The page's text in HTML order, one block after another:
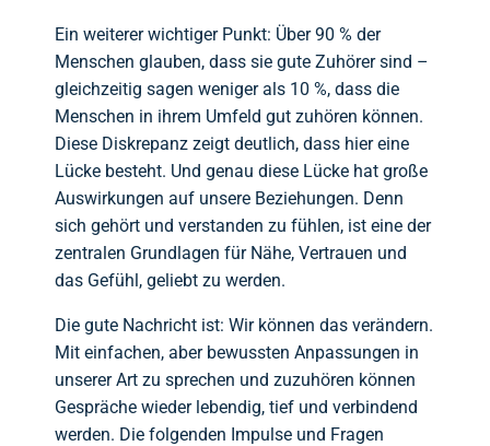
Ein weiterer wichtiger Punkt: Über 90 % der
Menschen glauben, dass sie gute Zuhörer sind –
gleichzeitig sagen weniger als 10 %, dass die
Menschen in ihrem Umfeld gut zuhören können.
Diese Diskrepanz zeigt deutlich, dass hier eine
Lücke besteht. Und genau diese Lücke hat große
Auswirkungen auf unsere Beziehungen. Denn
sich gehört und verstanden zu fühlen, ist eine der
zentralen Grundlagen für Nähe, Vertrauen und
das Gefühl, geliebt zu werden.
Die gute Nachricht ist: Wir können das verändern.
Mit einfachen, aber bewussten Anpassungen in
unserer Art zu sprechen und zuzuhören können
Gespräche wieder lebendig, tief und verbindend
werden. Die folgenden Impulse und Fragen